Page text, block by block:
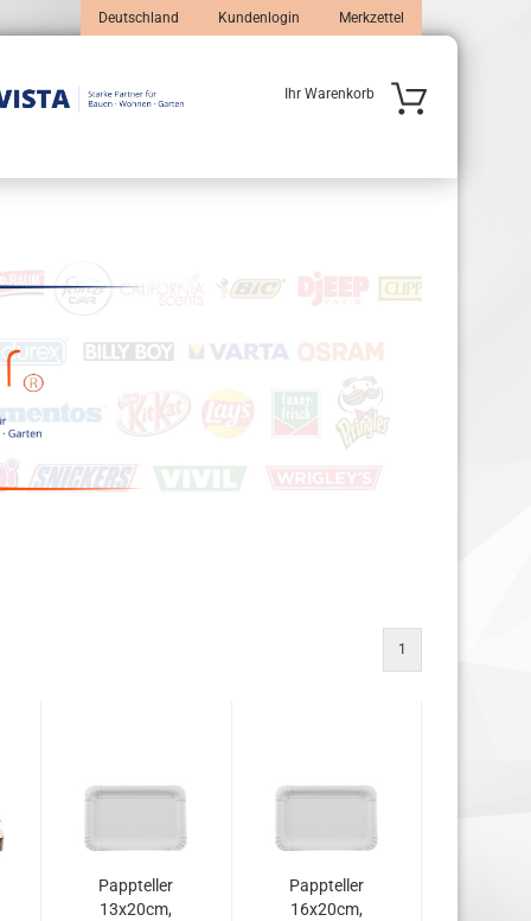
Deutschland Kundenlogin
vergessen?
Merkzettel
Ihr Warenkorb
1
Papp­tel­ler
13x20cm,
Papp­tel­ler
16x20cm,